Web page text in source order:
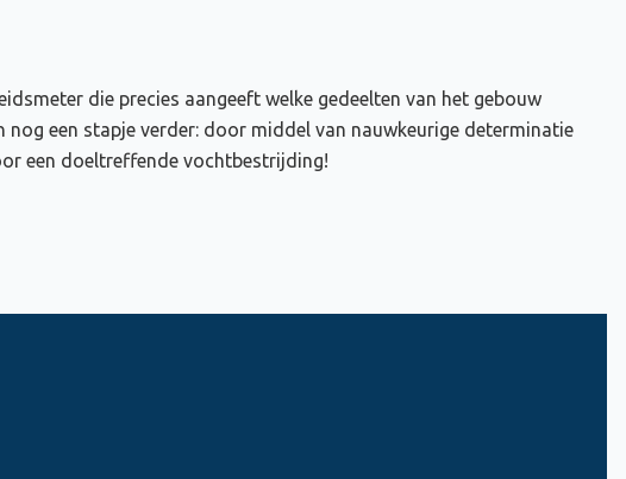
die precies aangeeft welke gedeelten van het gebouw
een stapje verder: door middel van nauwkeurige determinatie
een doeltreffende vochtbestrijding!